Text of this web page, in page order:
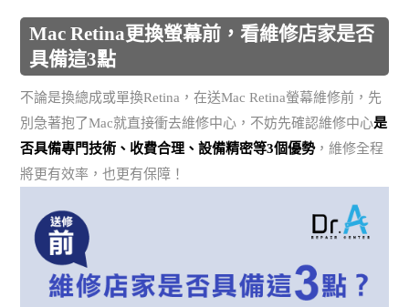
Mac Retina更換螢幕前，看維修店家是否
具備這3點
不論是換總成或單換Retina，在送Mac Retina螢幕維修前，先
別急著抱了Mac就直接衝去維修中心，不妨先確認維修中心是
否具備專門技術、收費合理、設備精密等3個優勢，維修全程
將更有效率，也更有保障！